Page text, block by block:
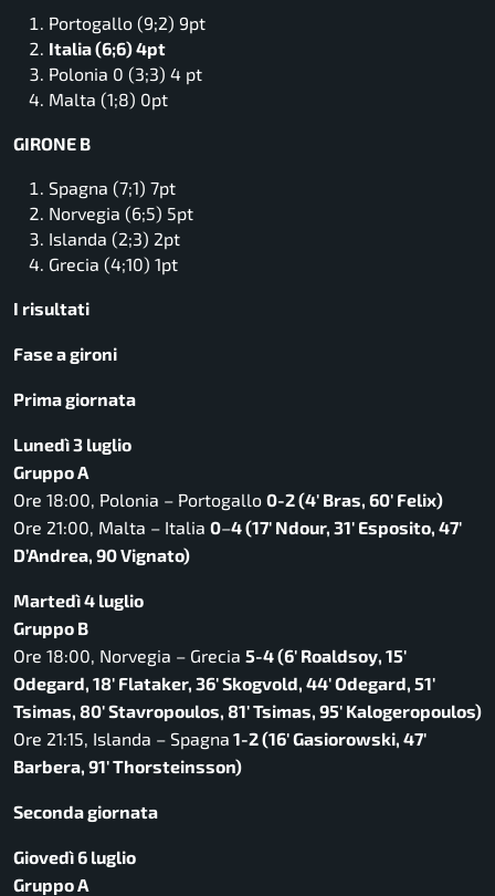
Portogallo (9;2) 9pt
Italia (6;6) 4pt
Polonia 0 (3;3) 4 pt
Malta (1;8) 0pt
GIRONE B
Spagna (7;1) 7pt
Norvegia (6;5) 5pt
Islanda (2;3) 2pt
Grecia (4;10) 1pt
I risultati
Fase a gironi
Prima giornata
Lunedì 3 luglio
Gruppo A
Ore 18:00, Polonia – Portogallo 0-2 (4′ Bras, 60′ Felix)
Ore 21:00, Malta – Italia 0–4 (17′ Ndour, 31′ Esposito, 47′
D’Andrea, 90 Vignato)
Martedì 4 luglio
Gruppo B
Ore 18:00, Norvegia – Grecia 5-4 (6′ Roaldsoy, 15′
Odegard, 18′ Flataker, 36′ Skogvold, 44′ Odegard, 51′
Tsimas, 80′ Stavropoulos, 81′ Tsimas, 95′ Kalogeropoulos)
Ore 21:15, Islanda – Spagna 1-2 (16′ Gasiorowski, 47′
Barbera, 91′ Thorsteinsson)
Seconda giornata
Giovedì 6 luglio
Gruppo A